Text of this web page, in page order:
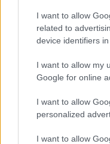
I want to allow
related to
device identifiers in
I want to allow my
Google for online
I want to allow
personalized
I want to allow
Continua a